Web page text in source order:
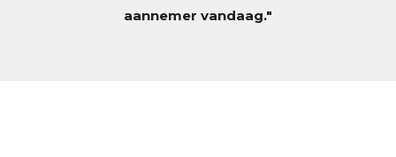
aannemer vandaag."